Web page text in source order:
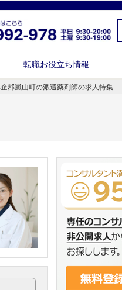
転職お役立ち情報
郡嵐山町の派遣薬剤師の求人特集